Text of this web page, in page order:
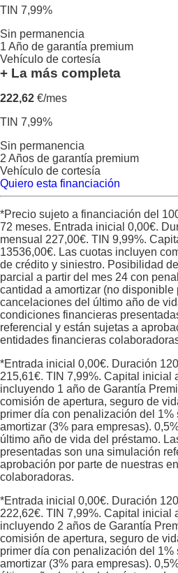
TIN 7,99%
Sin permanencia
1 Año de garantía premium
Vehículo de cortesía
+ La más completa
222,62 €/mes
TIN 7,99%
Sin permanencia
2 Años de garantía premium
Vehículo de cortesía
Quiero esta financiación
*Precio sujeto a financiación del
72 meses. Entrada inicial 0,00€.
mensual 227,00€. TIN 9,99%.
13536,00€. Las cuotas incluyen
de crédito y siniestro. Posibilidad
parcial a partir del mes 24 con
cantidad a amortizar (no disponible
cancelaciones del último año de
condiciones financieras
referencial y están sujetas a
entidades financieras
*Entrada inicial 0,00€. Duración 120
215,61€. TIN 7,99%. Capital inicial
incluyendo 1 año de Garantía
comisión de apertura, seguro de
primer día con penalización del 1%
amortizar (3% para empresas).
último año de vida del préstamo.
presentadas son una simulación
aprobación por parte de nuestras
colaboradoras.
*Entrada inicial 0,00€. Duración 120
222,62€. TIN 7,99%. Capital inicial
incluyendo 2 años de Garantía
comisión de apertura, seguro de
primer día con penalización del 1%
amortizar (3% para empresas).